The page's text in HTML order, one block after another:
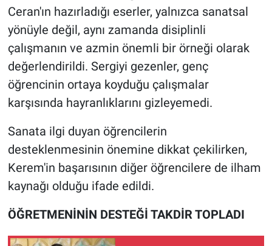
Ceran'ın hazırladığı eserler, yalnızca sanatsal
yönüyle değil, aynı zamanda disiplinli
çalışmanın ve azmin önemli bir örneği olarak
değerlendirildi. Sergiyi gezenler, genç
öğrencinin ortaya koyduğu çalışmalar
karşısında hayranlıklarını gizleyemedi.
Sanata ilgi duyan öğrencilerin
desteklenmesinin önemine dikkat çekilirken,
Kerem'in başarısının diğer öğrencilere de ilham
kaynağı olduğu ifade edildi.
ÖĞRETMENİNİN DESTEĞİ TAKDİR TOPLADI